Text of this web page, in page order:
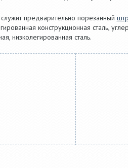
предварительно порезанный
конструкционная сталь,
низколегированная сталь.